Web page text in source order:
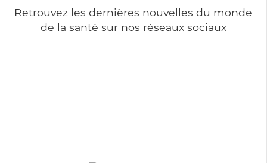
Retrouvez les dernières nouvelles du monde
de la santé sur nos réseaux sociaux